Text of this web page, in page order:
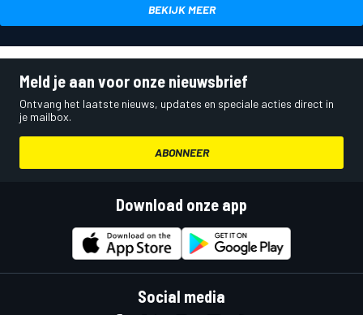
BEKIJK MEER
Meld je aan voor onze nieuwsbrief
Ontvang het laatste nieuws, updates en speciale acties direct in
je mailbox.
ABONNEER
Download onze app
Social media